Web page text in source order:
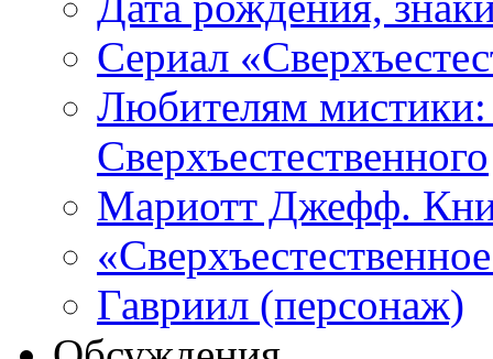
Сериал
Любителям
Сверхъестественного
Мариотт Джефф.
Гавриил (персонаж)